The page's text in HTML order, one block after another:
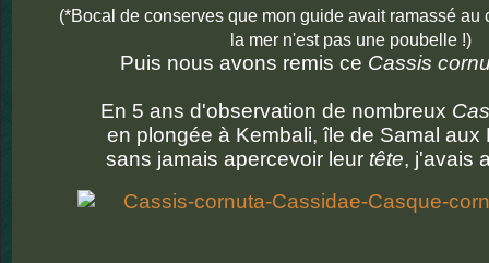
(*Bocal de conserves que mon guide avait ramassé au
la mer n'est pas une poubelle !)
Puis nous avons remis ce Cassis
En 5 ans d'observation de nombreux
en plongée à Kembali, île de Samal aux
sans jamais apercevoir leur tête, j'avais